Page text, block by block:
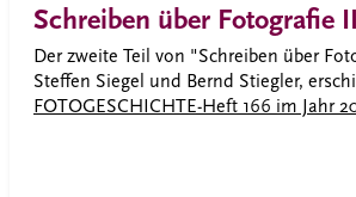
Schreiben über Fotografie II
Der zweite Teil von "Schreiben über
Steffen Siegel und Bernd Stiegler,
FOTOGESCHICHTE-Heft 166 im Jahr